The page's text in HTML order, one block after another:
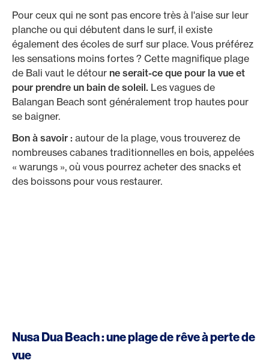
Pour ceux qui ne sont pas encore très à l'aise sur leur
planche ou qui débutent dans le surf, il existe
également des écoles de surf sur place. Vous préférez
les sensations moins fortes ? Cette magnifique plage
de Bali vaut le détour ne serait-ce que pour la vue et
pour prendre un bain de soleil. Les vagues de
Balangan Beach sont généralement trop hautes pour
se baigner.
Bon à savoir : autour de la plage, vous trouverez de
nombreuses cabanes traditionnelles en bois, appelées
« warungs », où vous pourrez acheter des snacks et
des boissons pour vous restaurer.
Nusa Dua Beach : une plage de rêve à perte de
vue